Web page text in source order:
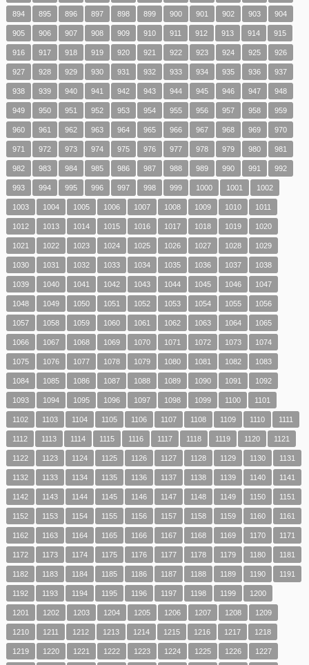
894 895 896 897 898 899 900 901 902 903 904
905 906 907 908 909 910 911 912 913 914 915
916 917 918 919 920 921 922 923 924 925 926
927 928 929 930 931 932 933 934 935 936 937
938 939 940 941 942 943 944 945 946 947 948
949 950 951 952 953 954 955 956 957 958 959
960 961 962 963 964 965 966 967 968 969 970
971 972 973 974 975 976 977 978 979 980 981
982 983 984 985 986 987 988 989 990 991 992
993 994 995 996 997 998 999 1000 1001 1002
1003 1004 1005 1006 1007 1008 1009 1010 1011
1012 1013 1014 1015 1016 1017 1018 1019 1020
1021 1022 1023 1024 1025 1026 1027 1028 1029
1030 1031 1032 1033 1034 1035 1036 1037 1038
1039 1040 1041 1042 1043 1044 1045 1046 1047
1048 1049 1050 1051 1052 1053 1054 1055 1056
1057 1058 1059 1060 1061 1062 1063 1064 1065
1066 1067 1068 1069 1070 1071 1072 1073 1074
1075 1076 1077 1078 1079 1080 1081 1082 1083
1084 1085 1086 1087 1088 1089 1090 1091 1092
1093 1094 1095 1096 1097 1098 1099 1100 1101
1102 1103 1104 1105 1106 1107 1108 1109 1110 1111
1112 1113 1114 1115 1116 1117 1118 1119 1120 1121
1122 1123 1124 1125 1126 1127 1128 1129 1130 1131
1132 1133 1134 1135 1136 1137 1138 1139 1140 1141
1142 1143 1144 1145 1146 1147 1148 1149 1150 1151
1152 1153 1154 1155 1156 1157 1158 1159 1160 1161
1162 1163 1164 1165 1166 1167 1168 1169 1170 1171
1172 1173 1174 1175 1176 1177 1178 1179 1180 1181
1182 1183 1184 1185 1186 1187 1188 1189 1190 1191
1192 1193 1194 1195 1196 1197 1198 1199 1200
1201 1202 1203 1204 1205 1206 1207 1208 1209
1210 1211 1212 1213 1214 1215 1216 1217 1218
1219 1220 1221 1222 1223 1224 1225 1226 1227